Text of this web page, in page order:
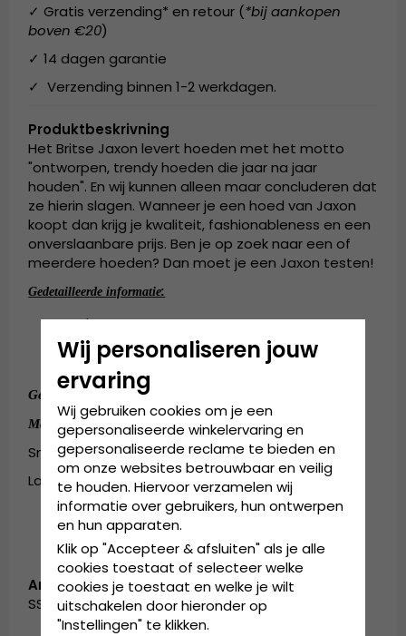
✓ Gratis verzending* en retour (*bij aankopen
boven €20)
✓ 14 dagen garantie
✓ Verzending binnen 1-2 werkdagen.
Produktbeskrivning
Het Britse Jaxon levert hoeden met het motto
"ontworpen, trendy hoeden die jaar na jaar
houden". En wij kunnen alleen maar concluderen dat
ze hierin slagen. Wanneer je een hoed van Jaxon
koopt dan krijg je kwaliteit, fashionableness en een
onverslaanbare prijs. Ben je op zoek naar een of
meerdere hoeden? Dan moet je een Jaxon testen!
Gedetailleerde informatie:
Fedora
Katoenen details
Gemaakt van 100 % Zeegras stro.
Gemaakt van :100 % Zeegras stro.
Maattabel:
Small/Medium - 55cm-57cm
Large/X-Large - 58cm-60cm
Artikelnummer:
SS_126063.natural-1
Wij personaliseren jouw
ervaring
Wij gebruiken cookies om je een
gepersonaliseerde winkelervaring en
gepersonaliseerde reclame te bieden en
om onze websites betrouwbaar en veilig
te houden. Hiervoor verzamelen wij
informatie over gebruikers, hun ontwerpen
en hun apparaten.
Klik op "Accepteer & afsluiten" als je alle
cookies toestaat of selecteer welke
cookies je toestaat en welke je wilt
uitschakelen door hieronder op
"Instellingen" te klikken.